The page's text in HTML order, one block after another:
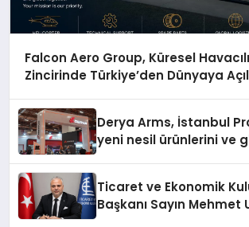
Falcon Aero Group, Küresel
Zincirinde Türkiye’den Dünyaya
Derya Arms, İstanbul
yeni nesil ürünlerini ve
Ticaret ve Ekonomik
Başkanı Sayın Mehmet